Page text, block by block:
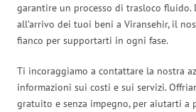
garantire un processo di trasloco
all’arrivo dei tuoi beni a Viransehir, il
fianco per supportarti in ogni fase.
Ti incoraggiamo a contattare la nostra
informazioni sui costi e sui servizi.
gratuito e senza impegno, per aiutarti a